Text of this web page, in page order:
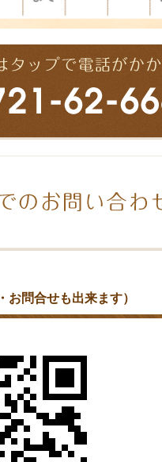
お問合せも出来ます）